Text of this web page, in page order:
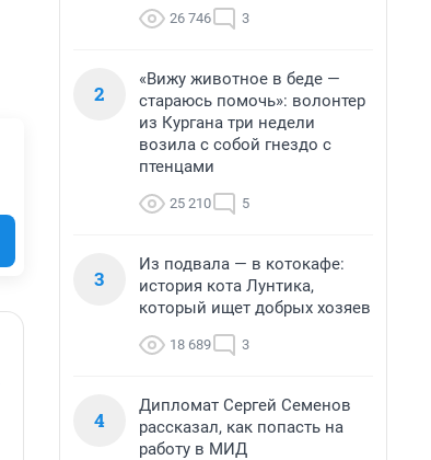
26 746 3
2
«Вижу животное в беде —
стараюсь помочь»: волонтер
из Кургана три недели
возила с собой гнездо с
птенцами
25 210 5
3
Из подвала — в котокафе:
история кота Лунтика,
который ищет добрых хозяев
18 689 3
4
Дипломат Сергей Семенов
рассказал, как попасть на
работу в МИД